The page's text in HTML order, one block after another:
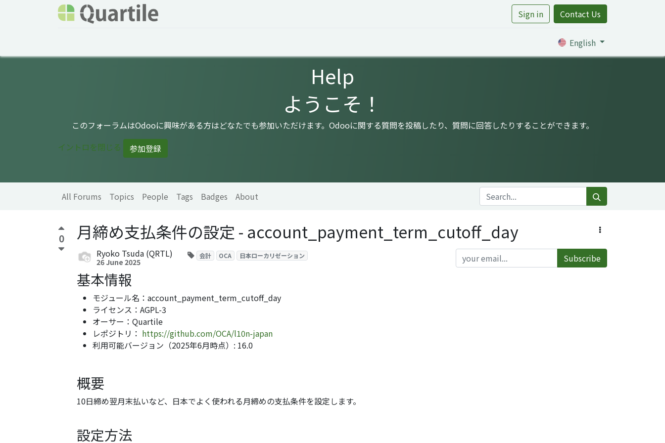
Sign in Contact Us
English
Help
ようこそ！
このフォーラムはOdooに興味がある方はどなたでも参加いただけます。Odooに関する質問を投稿したり、質問に回答したりすることができます。
イントロを閉じる
参加登録
All Forums Topics People Tags Badges About
0 月締め支払条件の設定 - account_payment_term_cutoff_day
Ryoko Tsuda (QRTL)
26 June 2025 Subscribe
会計 OCA 日本ローカリゼーション
基本情報
モジュール名：account_payment_term_cutoff_day
ライセンス：AGPL-3
オーサー：Quartile
レポジトリ： https://github.com/OCA/l10n-japan
利用可能バージョン（2025年6月時点）: 16.0
概要
10日締め翌月末払いなど、日本でよく使われる月締めの支払条件を設定します。
設定方法